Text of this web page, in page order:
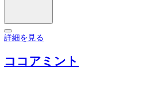
詳細を見る
ココアミント